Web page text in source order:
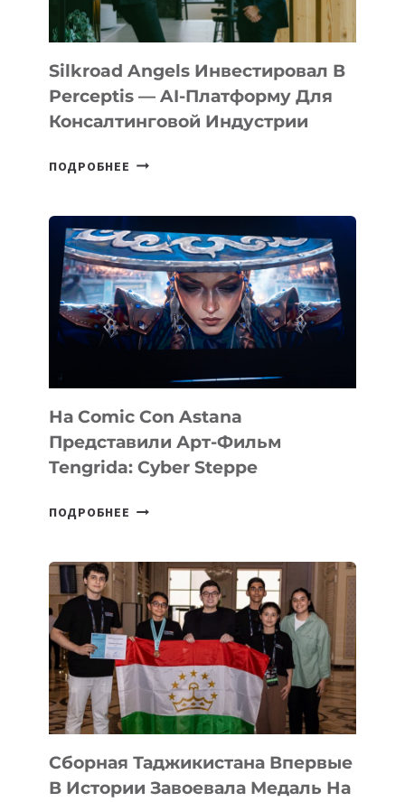
Silkroad Angels Инвестировал В
Perceptis — AI-Платформу Для
Консалтинговой Индустрии
ПОДРОБНЕЕ SILKROAD
В
PERCEPTIS
—
AI-
ПЛАТФОРМУ
ДЛЯ
ИНДУСТРИИ
На Comic Con Astana
Представили Арт-Фильм
Tengrida: Cyber Steppe
ПОДРОБНЕЕ
ASTANA
ПРЕДСТАВИЛИ
АРТ-
ФИЛЬМ
TENGRIDA:
CYBER
STEPPE
Сборная Таджикистана Впервые
В Истории Завоевала Медаль На